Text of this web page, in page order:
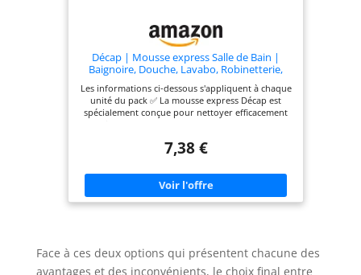
Décap | Mousse express Salle de Bain |
Baignoire, Douche, Lavabo, Robinetterie,
Carrelage | Action rapide en 5 minutes |
Efficace contre le calcaire | Fabriqué en
France | Aérosol 600mL (Lot de 2)
Les informations ci-dessous s'appliquent à chaque
unité du pack ✅ La mousse express Décap est
spécialement conçue pour nettoyer efficacement
Carrelage ✨ Grâce à son action rapide en 5
contre le calcaire, la mousse express Décap
élimine les traces de savon. 🇫🇷 La mousse
express Décap est fabriquée en France.
7,38 €
Face à ces deux options qui présentent chacune des
avantages et des inconvénients, le choix final entre